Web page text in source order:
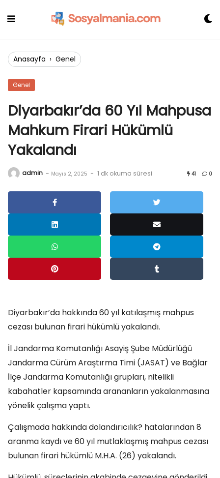
Anasayfa › Genel
Genel
Diyarbakır’da 60 Yıl Mahpusa
Mahkum Firari Hükümlü
Yakalandı
admin - Mayıs 2, 2025 - 1 dk okuma süresi 41 0
Diyarbakır’da hakkında 60 yıl katılaşmış mahpus
cezası bulunan firari hükümlü yakalandı.
İl Jandarma Komutanlığı Asayiş Şube Müdürlüğü
Jandarma Cürüm Araştırma Timi (JASAT) ve Bağlar
İlçe Jandarma Komutanlığı grupları, nitelikli
kabahatler kapsamında arananların yakalanmasına
yönelik çalışma yaptı.
Çalışmada hakkında dolandırıcılık? hatalarından 8
aranma kaydı ve 60 yıl mutlaklaşmış mahpus cezası
bulunan firari hükümlü M.H.A. (26) yakalandı.